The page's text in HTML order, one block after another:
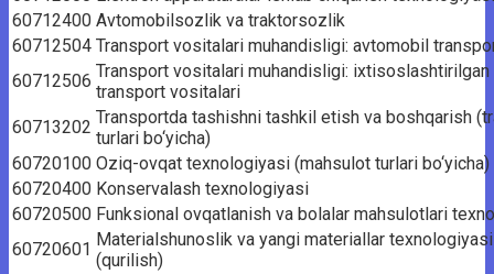
60712400 Avtomobilsozlik va traktorsozlik
60712504 Transport vositalari muhandisligi: avtomobil
60712506 Transport vositalari muhandisligi: ixtisoslashtirilgan
transport vositalari
60713202 Transportda tashishni tashkil etish va boshqarish
turlari bo‘yicha)
60720100 Oziq-ovqat texnologiyasi (mahsulot turlari bo‘yicha)
60720400 Konservalash texnologiyasi
60720500 Funksional ovqatlanish va bolalar mahsulotlari
60720601 Materialshunoslik va yangi materiallar texnologiyasi
(qurilish)